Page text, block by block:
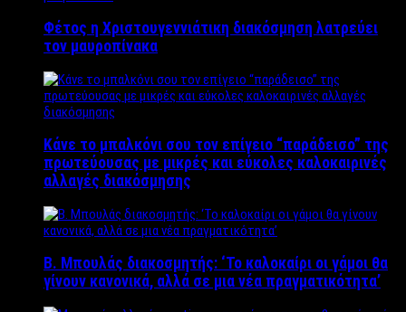
Φέτος η Χριστουγεννιάτικη διακόσμηση λατρεύει
τον μαυροπίνακα
Κάνε το μπαλκόνι σου τον επίγειο “παράδεισο” της
πρωτεύουσας με μικρές και εύκολες καλοκαιρινές
αλλαγές διακόσμησης
Β. Μπουλάς διακοσμητής: ‘Το καλοκαίρι οι γάμοι θα
γίνουν κανονικά, αλλά σε μια νέα πραγματικότητα’